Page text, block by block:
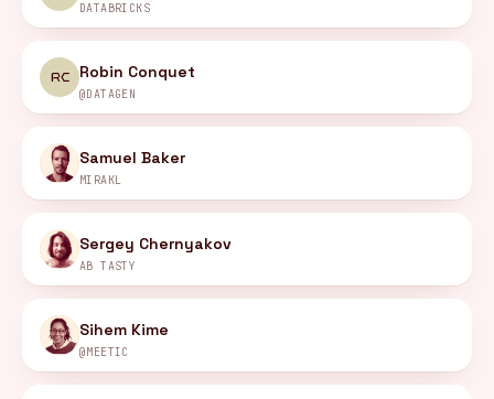
DATABRICKS
RC Robin Conquet
@DATAGEN
Samuel Baker
MIRAKL
Sergey Chernyakov
AB TASTY
Sihem Kime
@MEETIC